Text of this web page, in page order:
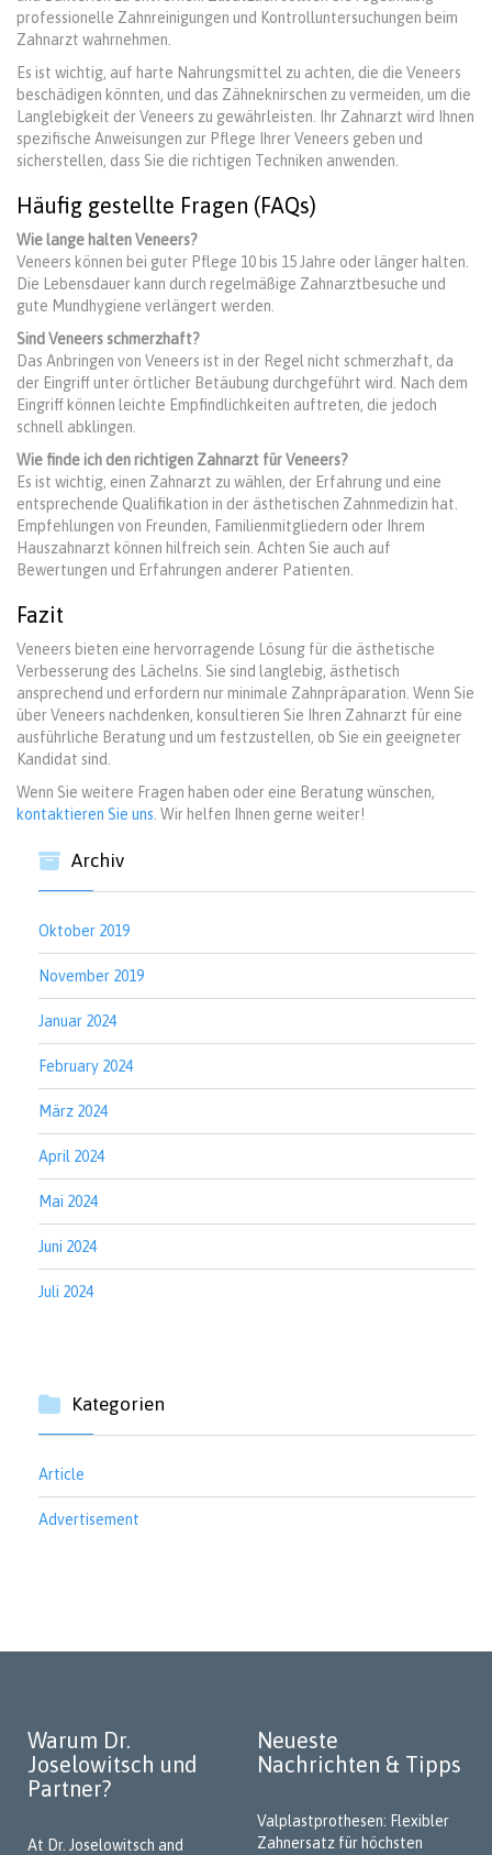
professionelle Zahnreinigungen und Kontrolluntersuchungen beim
Zahnarzt wahrnehmen.
Es ist wichtig, auf harte Nahrungsmittel zu achten, die die Veneers
beschädigen könnten, und das Zähneknirschen zu vermeiden, um die
Langlebigkeit der Veneers zu gewährleisten. Ihr Zahnarzt wird Ihnen
spezifische Anweisungen zur Pflege Ihrer Veneers geben und
sicherstellen, dass Sie die richtigen Techniken anwenden.
Häufig gestellte Fragen (FAQs)
Wie lange halten Veneers?
Veneers können bei guter Pflege 10 bis 15 Jahre oder länger halten.
Die Lebensdauer kann durch regelmäßige Zahnarztbesuche und
gute Mundhygiene verlängert werden.
Sind Veneers schmerzhaft?
Das Anbringen von Veneers ist in der Regel nicht schmerzhaft, da
der Eingriff unter örtlicher Betäubung durchgeführt wird. Nach dem
Eingriff können leichte Empfindlichkeiten auftreten, die jedoch
schnell abklingen.
Wie finde ich den richtigen Zahnarzt für Veneers?
Es ist wichtig, einen Zahnarzt zu wählen, der Erfahrung und eine
entsprechende Qualifikation in der ästhetischen Zahnmedizin hat.
Empfehlungen von Freunden, Familienmitgliedern oder Ihrem
Hauszahnarzt können hilfreich sein. Achten Sie auch auf
Bewertungen und Erfahrungen anderer Patienten.
Fazit
Veneers bieten eine hervorragende Lösung für die ästhetische
Verbesserung des Lächelns. Sie sind langlebig, ästhetisch
ansprechend und erfordern nur minimale Zahnpräparation. Wenn Sie
über Veneers nachdenken, konsultieren Sie Ihren Zahnarzt für eine
ausführliche Beratung und um festzustellen, ob Sie ein geeigneter
Kandidat sind.
Wenn Sie weitere Fragen haben oder eine Beratung wünschen,
kontaktieren Sie uns . Wir helfen Ihnen gerne weiter!
Archiv
Oktober 2019
November 2019
Januar 2024
February 2024
März 2024
April 2024
Mai 2024
Juni 2024
Juli 2024
Kategorien
Article
Advertisement
Warum Dr.
Joselowitsch und
Partner?
At Dr. Joselowitsch and
Neueste
Nachrichten & Tipps
Valplastprothesen: Flexibler
Zahnersatz für höchsten